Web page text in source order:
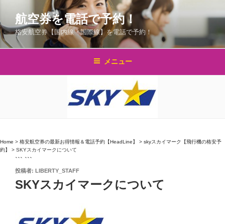
テ
ン
ス
航空券を電話で予約！
格安航空券【国内線・国際線】を電話で予約！
メニュー
Home > 格安航空券の最新お得情報＆電話予約【HeadLine】 > skyスカイマーク【飛行機の格安予
約】
> SKYスカイマークについて
``` ```
投
稿
日:
投稿者: LIBERTY_STAFF
SKYスカイマークについて